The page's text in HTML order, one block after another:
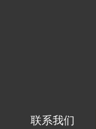
联系我们